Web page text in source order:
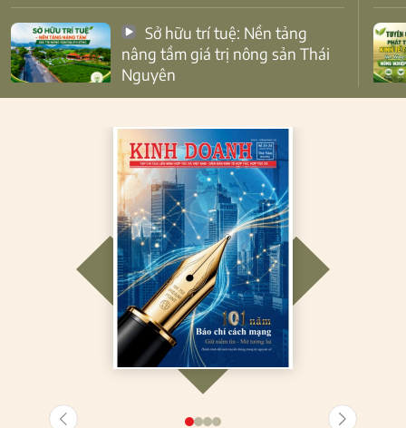
nâng tầm giá trị nông sản Thái
Nguyên